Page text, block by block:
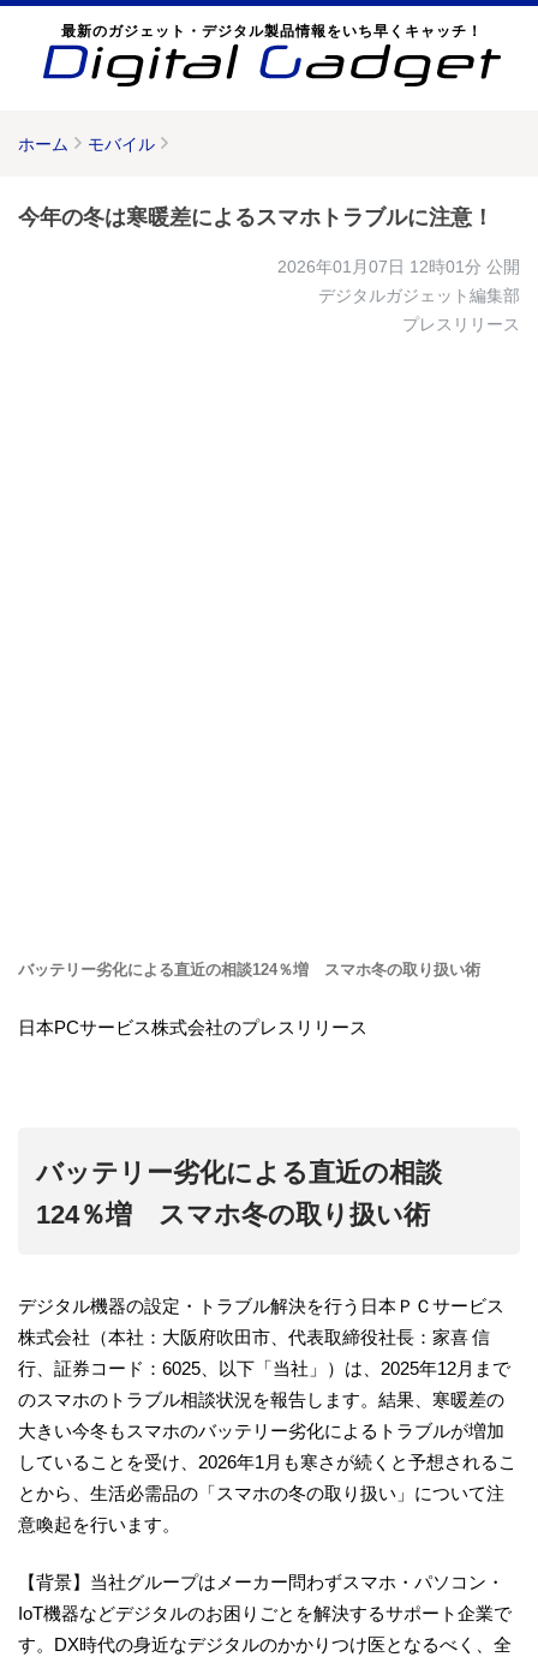
最新のガジェット・デジタル製品情報をいち早くキャッチ！
ホーム モバイル
今年の冬は寒暖差によるスマホトラブルに注意！
2026年01月07日 12時01分 公開
デジタルガジェット編集部
プレスリリース
バッテリー劣化による直近の相談124％増 スマホ冬の取り扱い術
日本PCサービス株式会社のプレスリリース
バッテリー劣化による直近の相談
124％増 スマホ冬の取り扱い術
デジタル機器の設定・トラブル解決を行う日本ＰＣサービス
株式会社（本社：大阪府吹田市、代表取締役社長：家喜 信
行、証券コード：6025、以下「当社」）は、2025年12月まで
のスマホのトラブル相談状況を報告します。結果、寒暖差の
大きい今冬もスマホのバッテリー劣化によるトラブルが増加
していることを受け、2026年1月も寒さが続くと予想されるこ
とから、生活必需品の「スマホの冬の取り扱い」について注
意喚起を行います。
【背景】当社グループはメーカー問わずスマホ・パソコン・
IoT機器などデジタルのお困りごとを解決するサポート企業で
す。DX時代の身近なデジタルのかかりつけ医となるべく、全